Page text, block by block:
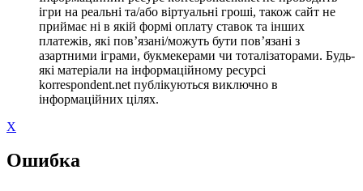
ігри на реальні та/або віртуальні гроші, також сайт не
приймає ні в якій формі оплату ставок та інших
платежів, які пов’язані/можуть бути пов’язані з
азартними іграми, букмекерами чи тоталізаторами. Будь-
які матеріали на інформаційному ресурсі
korrespondent.net публікуються виключно в
інформаційних цілях.
X
Ошибка